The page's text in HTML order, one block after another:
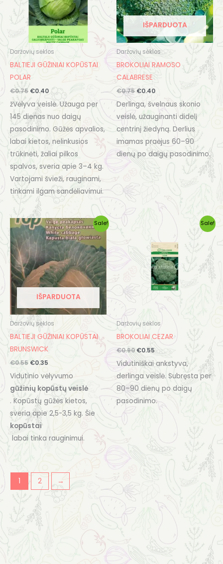
Daržovių sėklos
BALTIEJI GŪŽINIAI KOPŪSTAI
POLAR
€0.75 €0.40
žVėlyva veislė. Užauga per
145 dienas nuo daigų
pasodinimo. Gūžės apvalios,
labai kietos, nelinkusios
trūkinėti, žaliai pilkos
spalvos, sveria apie 3–4 kg.
Vartojami švieži, rauginami,
tinkami ilgam sandėliavimui.
IŠPARDUOTA
Daržovių sėklos
BROKOLIAI RAMOSO
CALABRESE
€0.75 €0.40
Derlinga, švelnaus skonio
veislė, užauginanti didelį
centrinį žiedyną. Derlius
imamas praėjus 60–90
dienų po daigų pasodinimo.
Sale!
IŠPARDUOTA
Daržovių sėklos
BALTIEJI GŪŽINIAI KOPŪSTAI
BRUNSWICK
€0.55
Original
price
was:
€0.55.
€0.35
Current
price
is:
€0.35.
Vidutinio vėlyvumo
gūžinių kopūstų veislė
. Kopūstų gūžės kietos,
sveria apie 2,5-3,5 kg. Šie
kopūstai
labai tinka rauginimui.
Sale!
Daržovių sėklos
BROKOLIAI CEZAR
€0.90
€0.90.
€0.55
€0.55.
Vidutiniškai ankstyva,
derlinga veislė. Subręsta per
80–90 dienų po daigų
pasodinimo.
1 2 →